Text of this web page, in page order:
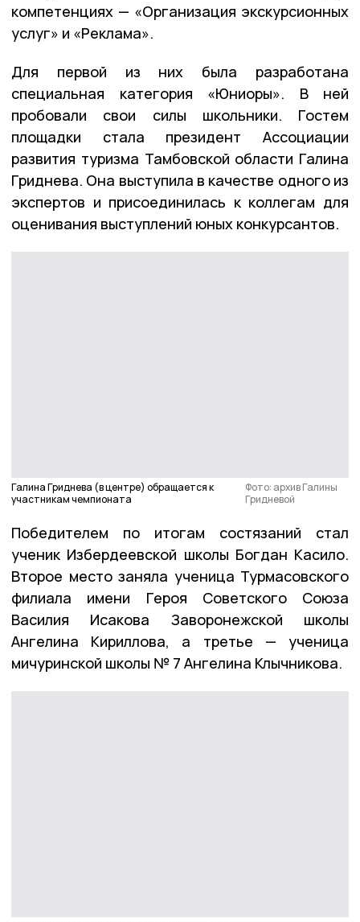
компетенциях — «Организация экскурсионных
услуг» и «Реклама».
Для первой из них была разработана
специальная категория «Юниоры». В ней
пробовали свои силы школьники. Гостем
площадки стала президент Ассоциации
развития туризма Тамбовской области Галина
Гриднева. Она выступила в качестве одного из
экспертов и присоединилась к коллегам для
оценивания выступлений юных конкурсантов.
Галина Гриднева (в центре) обращается к
участникам чемпионата
Фото: архив Галины
Гридневой
Победителем по итогам состязаний стал
ученик Избердеевской школы Богдан Касило.
Второе место заняла ученица Турмасовского
филиала имени Героя Советского Союза
Василия Исакова Заворонежской школы
Ангелина Кириллова, а третье — ученица
мичуринской школы № 7 Ангелина Клычникова.